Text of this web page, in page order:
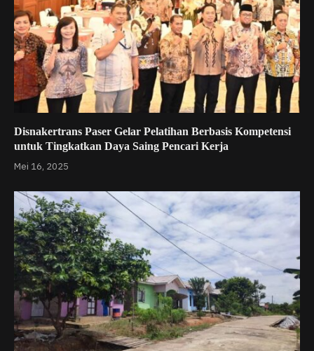
Disnakertrans Paser Gelar Pelatihan Berbasis Kompetensi
untuk Tingkatkan Daya Saing Pencari Kerja
Mei 16, 2025